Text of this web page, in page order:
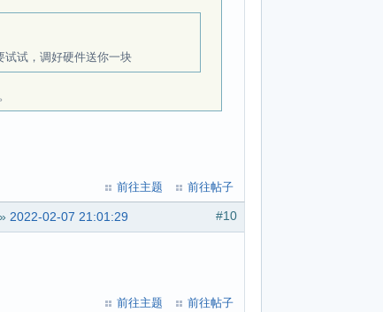
试试，调好硬件送你一块
前往主题 前往帖子
#10
» 2022-02-07 21:01:29
前往主题 前往帖子